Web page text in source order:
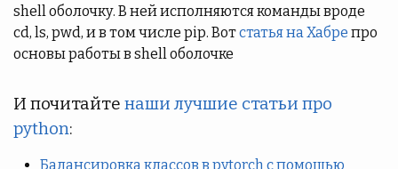
shell оболочку. В ней исполняются команды вроде
cd, ls, pwd, и в том числе pip. Вотстатья на Хабре про
основы работы в shell оболочке
И почитайте наши лучшие статьи про
python:
Балансировка классов в pytorch с помощью